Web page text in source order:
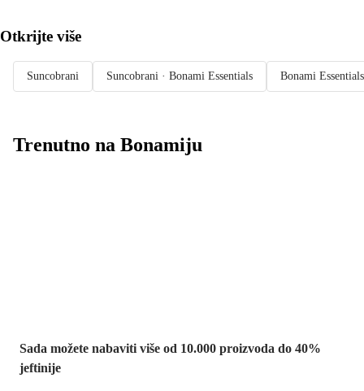
Otkrijte više
Suncobrani Suncobrani · Bonami Essentials Bonami Essentials
Trenutno na Bonamiju
Sada možete nabaviti više od 10.000 proizvoda do 40%
jeftinije